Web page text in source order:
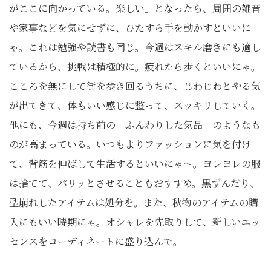
がここに向かっている。楽しい」となったら、周囲の雑音
や家事などを気にせずに、ひたすら手を動かすといいに
ゃ。これは勉強や読書も同じ。今週はスキル磨きにも適し
ているから、挑戦は積極的に。疲れたら歩くといいにゃ。
こころを無にして街を歩き回るうちに、じわじわとやる気
が出てきて、体もいい感じに整って、スッキリしていく。
他にも、今週は持ち前の「ふんわりした気品」のようなも
のが高まっている。いつもよりファッションに気を付け
て、背筋を伸ばして生活するといいにゃ～。ヨレヨレの服
は捨てて、パリッとさせることもおすすめ。黒ずんだり、
型崩れしたアイテムは処分を。また、秋物のアイテムの購
入にもいい時期にゃ。オシャレを先取りして、新しいエッ
センスをコーディネートに盛り込んで。